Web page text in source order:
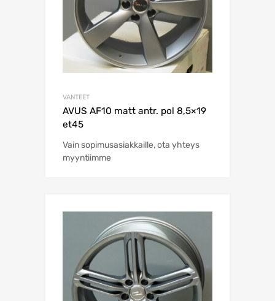
VANTEET
AVUS AF10 matt antr. pol 8,5×19
et45
Vain sopimusasiakkaille, ota yhteys
myyntiimme